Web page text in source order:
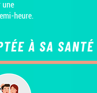
une
heure.